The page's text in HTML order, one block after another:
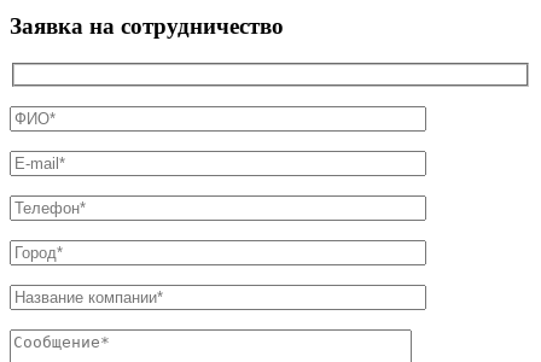
Заявка на сотрудничество